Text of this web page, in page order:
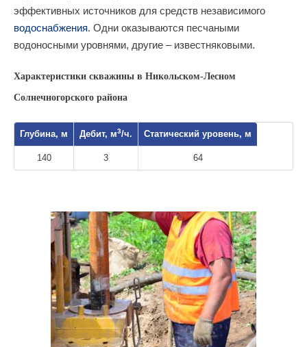
эффективных источников для средств независимого
водоснабжения. Одни оказываются песчаными
водоносными уровнями, другие – известняковыми.
Характеристики скважины в Никольском-Лесном
Солнечногорского района
Глубина, м Дебит, м3/ч. Статический уровень, м
140 3 64